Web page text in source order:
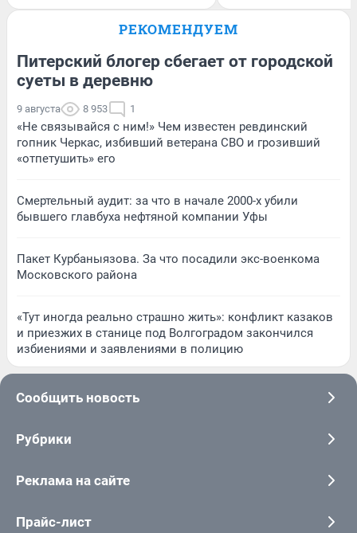
РЕКОМЕНДУЕМ
Питерский блогер сбегает от городской
суеты в деревню
9 августа 8 953 1
«Не связывайся с ним!» Чем известен ревдинский
гопник Черкас, избивший ветерана СВО и грозивший
«отпетушить» его
Смертельный аудит: за что в начале 2000-х убили
бывшего главбуха нефтяной компании Уфы
Пакет Курбаныязова. За что посадили экс-военкома
Московского района
«Тут иногда реально страшно жить»: конфликт казаков
и приезжих в станице под Волгоградом закончился
избиениями и заявлениями в полицию
Сообщить новость
Рубрики
Реклама на сайте
Прайс-лист